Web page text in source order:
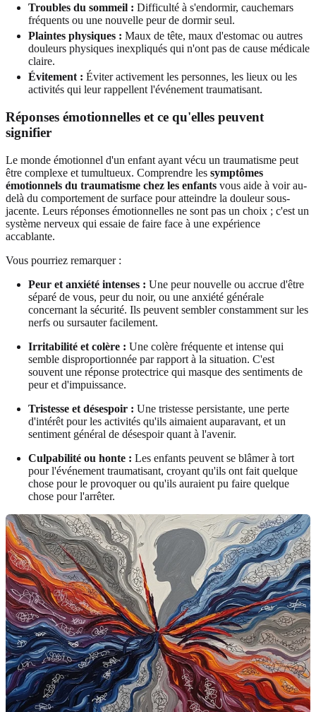
Troubles du sommeil : Difficulté à s'endormir, cauchemars
fréquents ou une nouvelle peur de dormir seul.
Plaintes physiques : Maux de tête, maux d'estomac ou autres
douleurs physiques inexpliqués qui n'ont pas de cause médicale
claire.
Évitement : Éviter activement les personnes, les lieux ou les
activités qui leur rappellent l'événement traumatisant.
Réponses émotionnelles et ce qu'elles peuvent
signifier
Le monde émotionnel d'un enfant ayant vécu un traumatisme peut
être complexe et tumultueux. Comprendre les symptômes
émotionnels du traumatisme chez les enfants vous aide à voir au-
delà du comportement de surface pour atteindre la douleur sous-
jacente. Leurs réponses émotionnelles ne sont pas un choix ; c'est un
système nerveux qui essaie de faire face à une expérience
accablante.
Vous pourriez remarquer :
Peur et anxiété intenses : Une peur nouvelle ou accrue d'être
séparé de vous, peur du noir, ou une anxiété générale
concernant la sécurité. Ils peuvent sembler constamment sur les
nerfs ou sursauter facilement.
Irritabilité et colère : Une colère fréquente et intense qui
semble disproportionnée par rapport à la situation. C'est
souvent une réponse protectrice qui masque des sentiments de
peur et d'impuissance.
Tristesse et désespoir : Une tristesse persistante, une perte
d'intérêt pour les activités qu'ils aimaient auparavant, et un
sentiment général de désespoir quant à l'avenir.
Culpabilité ou honte : Les enfants peuvent se blâmer à tort
pour l'événement traumatisant, croyant qu'ils ont fait quelque
chose pour le provoquer ou qu'ils auraient pu faire quelque
chose pour l'arrêter.